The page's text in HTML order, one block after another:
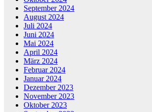
September 2024
August 2024
Juli 2024
Juni 2024
Mai 2024
April 2024
März 2024
Februar 2024
Januar 2024
Dezember 2023
November 2023
Oktober 2023